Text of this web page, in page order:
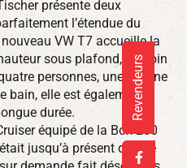
présente deux
l’étendue du
VW T7 accueille la
sous plafond, un coin
personnes, une cuisine
bain, elle est également
durée.
équipé de la Box 260
jusqu’à présent qu’une
Revendeurs